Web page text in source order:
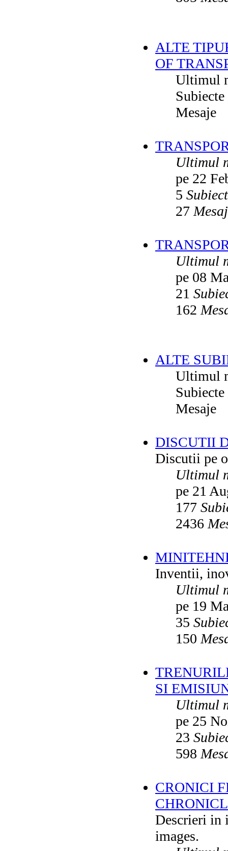
ALTE
OF
Ultimul
Subiecte
Mesaje
Ultimul
pe 22
5
27
Ultimul
pe 08
21
162
ALTE
Ultimul
Subiecte
Mesaje
DISCUTII
Discutii pe
Ultimul
pe 21
177
2436
Inventii,
Ultimul
pe 19
35
150
SI
Ultimul
pe 25
23
598
CRONICI
Descrieri in
images.